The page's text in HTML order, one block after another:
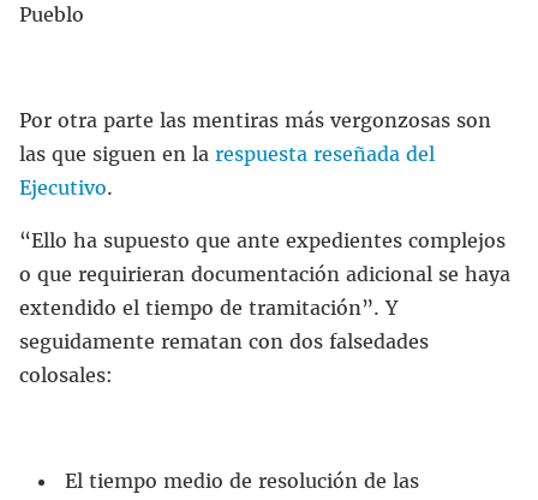
Pueblo
Por otra parte las mentiras más vergonzosas son
las que siguen en la respuesta reseñada del
Ejecutivo.
“Ello ha supuesto que ante expedientes complejos
o que requirieran documentación adicional se haya
extendido el tiempo de tramitación”. Y
seguidamente rematan con dos falsedades
colosales:
El tiempo medio de resolución de las